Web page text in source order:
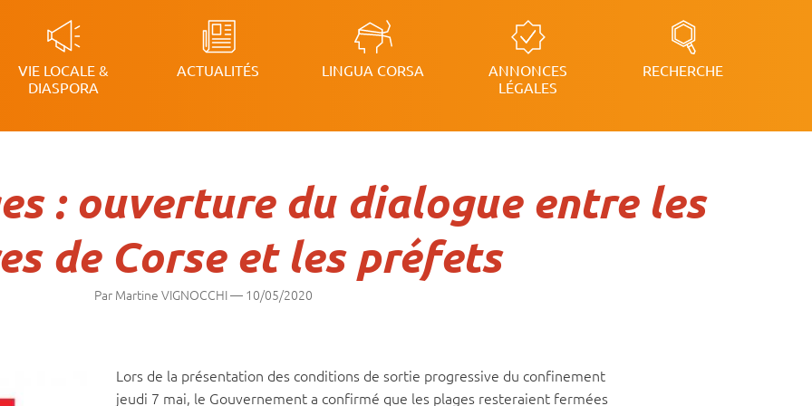
VIE LOCALE &
DIASPORA
ACTUALITÉS LINGUA CORSA
ANNONCES
LÉGALES
RECHERCHE
: ouverture du dialogue entre les
de Corse et les préfets
Par Martine VIGNOCCHI— 10/05/2020
Lors de la présentation des conditions de sortie progressive du confinement
jeudi 7 mai, le Gouvernement a confirmé que les plages resteraient fermées